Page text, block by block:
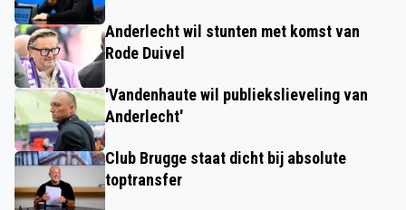
Anderlecht wil stunten met komst van
Rode Duivel
'Vandenhaute wil publiekslieveling van
Anderlecht'
Club Brugge staat dicht bij absolute
toptransfer